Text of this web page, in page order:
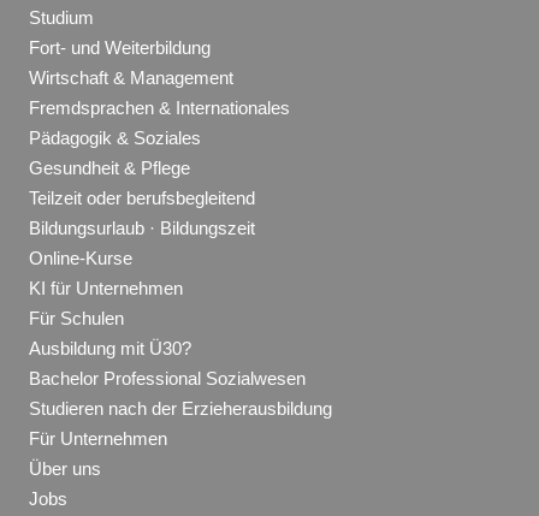
Studium
Fort- und Weiterbildung
Wirtschaft & Management
Fremdsprachen & Internationales
Pädagogik & Soziales
Gesundheit & Pflege
Teilzeit oder berufsbegleitend
Bildungsurlaub · Bildungszeit
Online-Kurse
KI für Unternehmen
Für Schulen
Ausbildung mit Ü30?
Bachelor Professional Sozialwesen
Studieren nach der Erzieherausbildung
Für Unternehmen
Über uns
Jobs